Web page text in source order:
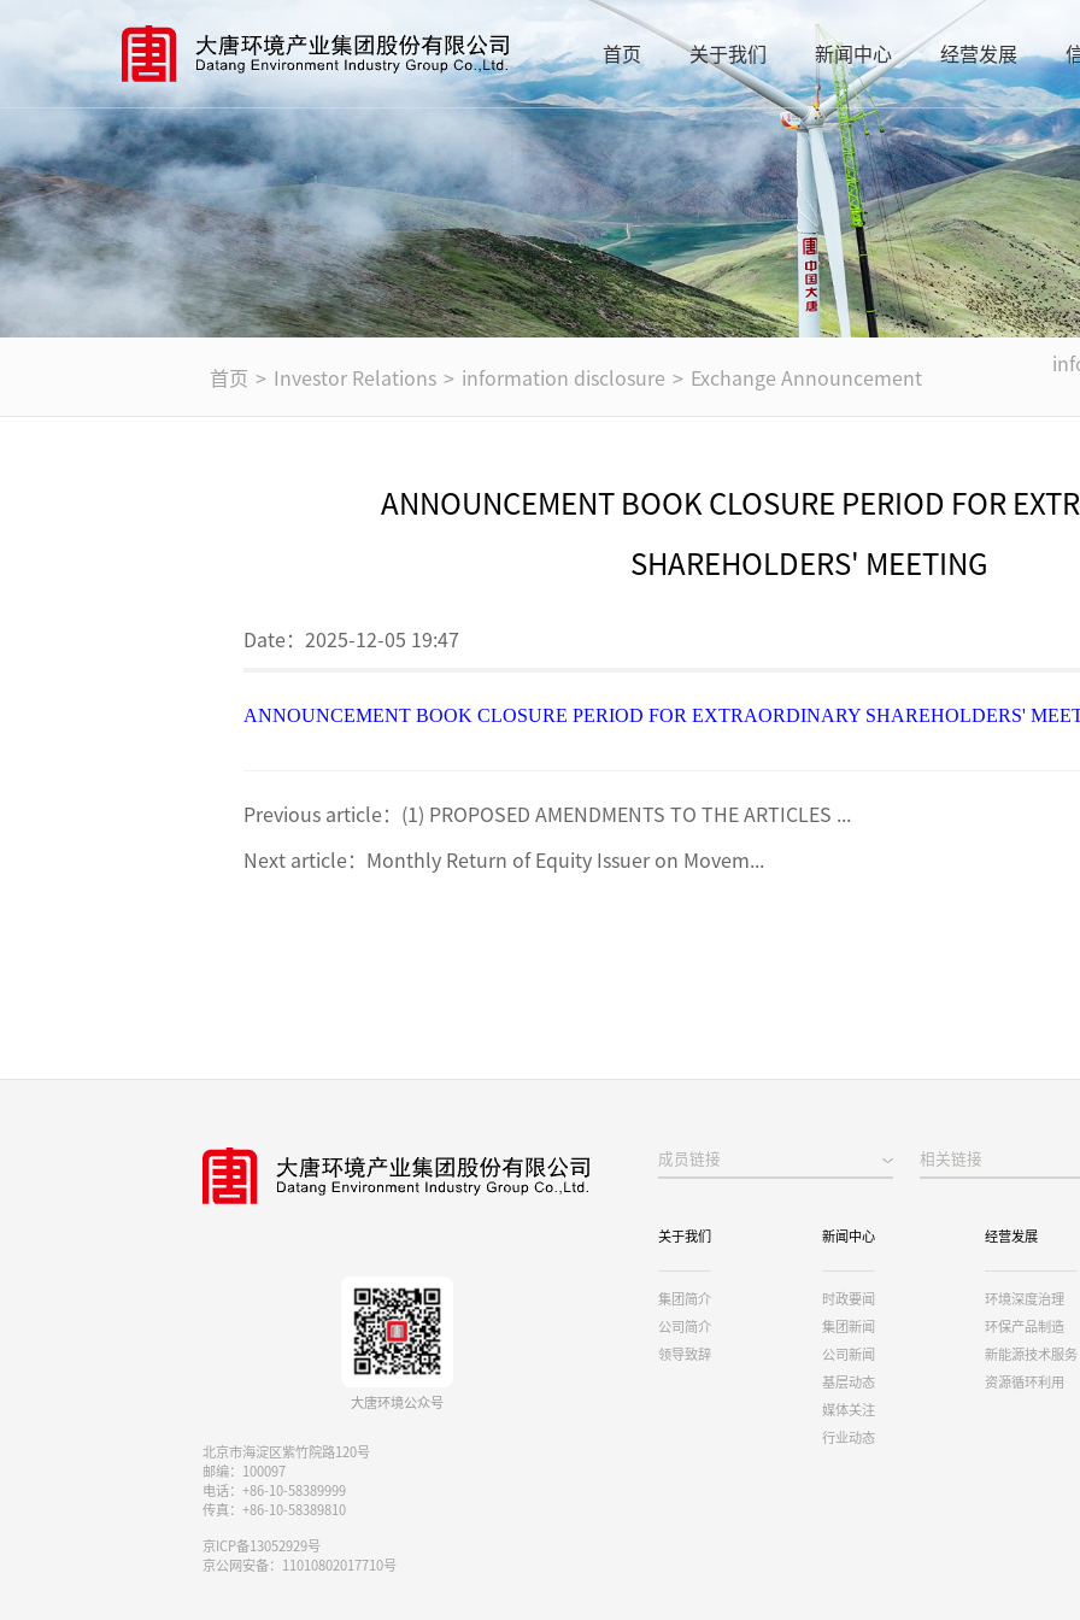
首页 关于我们 新闻中心 经营发展
首页 > Investor Relations > information disclosure > Exchange Announcement
ANNOUNCEMENT BOOK CLOSURE PERIOD FOR
SHAREHOLDERS' MEETING
Date： 2025-12-05 19:47
ANNOUNCEMENT BOOK CLOSURE PERIOD FOR EXTRAORDINARY SHAREHOLDERS'
Previous article： (1) PROPOSED AMENDMENTS TO THE ARTICLES ...
Next article： Monthly Return of Equity Issuer on Movem...
大唐环境公众号
北京市海淀区紫竹院路120号
邮编：100097
电话：+86-10-58389999
传真：+86-10-58389810
京ICP备13052929号
京公网安备：11010802017710号
成员链接 相关链接
关于我们
集团简介
公司简介
领导致辞
新闻中心
时政要闻
集团新闻
公司新闻
基层动态
媒体关注
行业动态
经营发展
环境深度治理
环保产品制造
新能源技术服务
资源循环利用